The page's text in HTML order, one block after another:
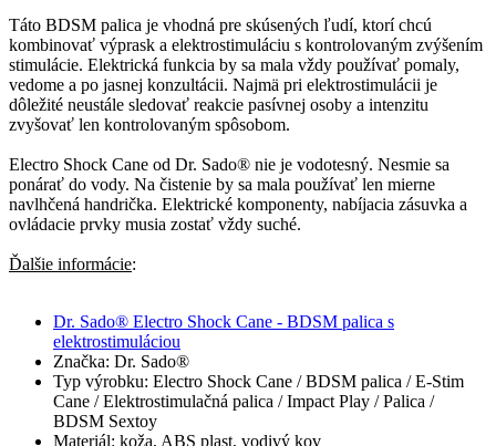
Táto BDSM palica je vhodná pre skúsených ľudí, ktorí chcú
kombinovať výprask a elektrostimuláciu s kontrolovaným zvýšením
stimulácie. Elektrická funkcia by sa mala vždy používať pomaly,
vedome a po jasnej konzultácii. Najmä pri elektrostimulácii je
dôležité neustále sledovať reakcie pasívnej osoby a intenzitu
zvyšovať len kontrolovaným spôsobom.
Electro Shock Cane od Dr. Sado® nie je vodotesný. Nesmie sa
ponárať do vody. Na čistenie by sa mala používať len mierne
navlhčená handrička. Elektrické komponenty, nabíjacia zásuvka a
ovládacie prvky musia zostať vždy suché.
Ďalšie informácie:
Dr. Sado® Electro Shock Cane - BDSM palica s
elektrostimuláciou
Značka: Dr. Sado®
Typ výrobku: Electro Shock Cane / BDSM palica / E-Stim
Cane / Elektrostimulačná palica / Impact Play / Palica /
BDSM Sextoy
Materiál: koža, ABS plast, vodivý kov